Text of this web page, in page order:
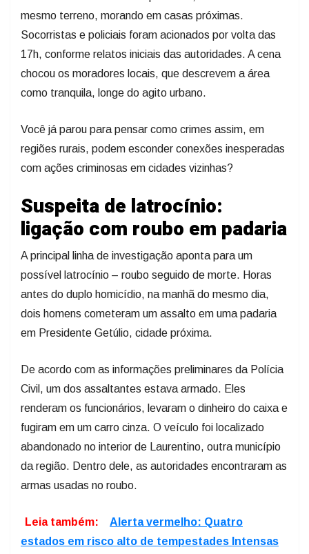
mesmo terreno, morando em casas próximas.
Socorristas e policiais foram acionados por volta das
17h, conforme relatos iniciais das autoridades. A cena
chocou os moradores locais, que descrevem a área
como tranquila, longe do agito urbano.
Você já parou para pensar como crimes assim, em
regiões rurais, podem esconder conexões inesperadas
com ações criminosas em cidades vizinhas?
Suspeita de latrocínio:
ligação com roubo em padaria
A principal linha de investigação aponta para um
possível latrocínio – roubo seguido de morte. Horas
antes do duplo homicídio, na manhã do mesmo dia,
dois homens cometeram um assalto em uma padaria
em Presidente Getúlio, cidade próxima.
De acordo com as informações preliminares da Polícia
Civil, um dos assaltantes estava armado. Eles
renderam os funcionários, levaram o dinheiro do caixa e
fugiram em um carro cinza. O veículo foi localizado
abandonado no interior de Laurentino, outra município
da região. Dentro dele, as autoridades encontraram as
armas usadas no roubo.
Leia também:
Alerta vermelho: Quatro
estados em risco alto de tempestades Intensas